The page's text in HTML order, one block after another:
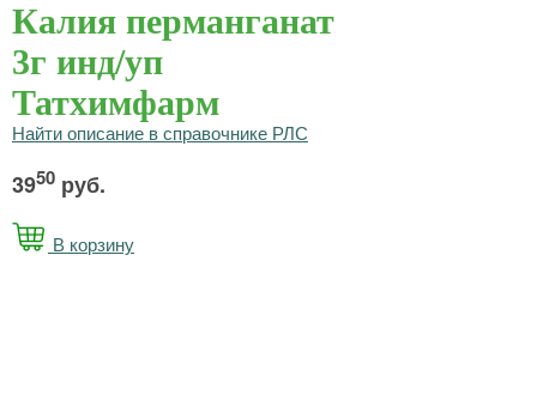
Калия перманганат
3г инд/уп
Татхимфарм
Найти описание в справочнике РЛС
3950 руб.
В корзину